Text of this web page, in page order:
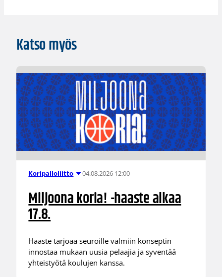
Katso myös
Koripalloliitto 04.08.2026 12:00
Miljoona koria! -haaste alkaa
17.8.
Haaste tarjoaa seuroille valmiin konseptin
innostaa mukaan uusia pelaajia ja syventää
yhteistyötä koulujen kanssa.